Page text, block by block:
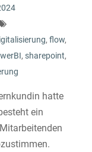
, flow,
, sharepoint,
hatte
ein